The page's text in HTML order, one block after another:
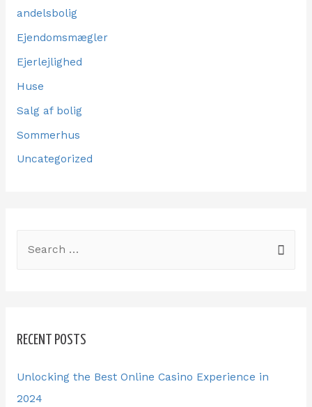
andelsbolig
Ejendomsmægler
Ejerlejlighed
Huse
Salg af bolig
Sommerhus
Uncategorized
h
RECENT POSTS
Unlocking the Best Online Casino Experience in
2024